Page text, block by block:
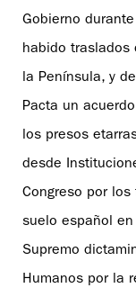
Gobierno
habido traslados
la Península, y
Pacta un
los presos
desde
Congreso por
suelo español
Supremo
Humanos por la